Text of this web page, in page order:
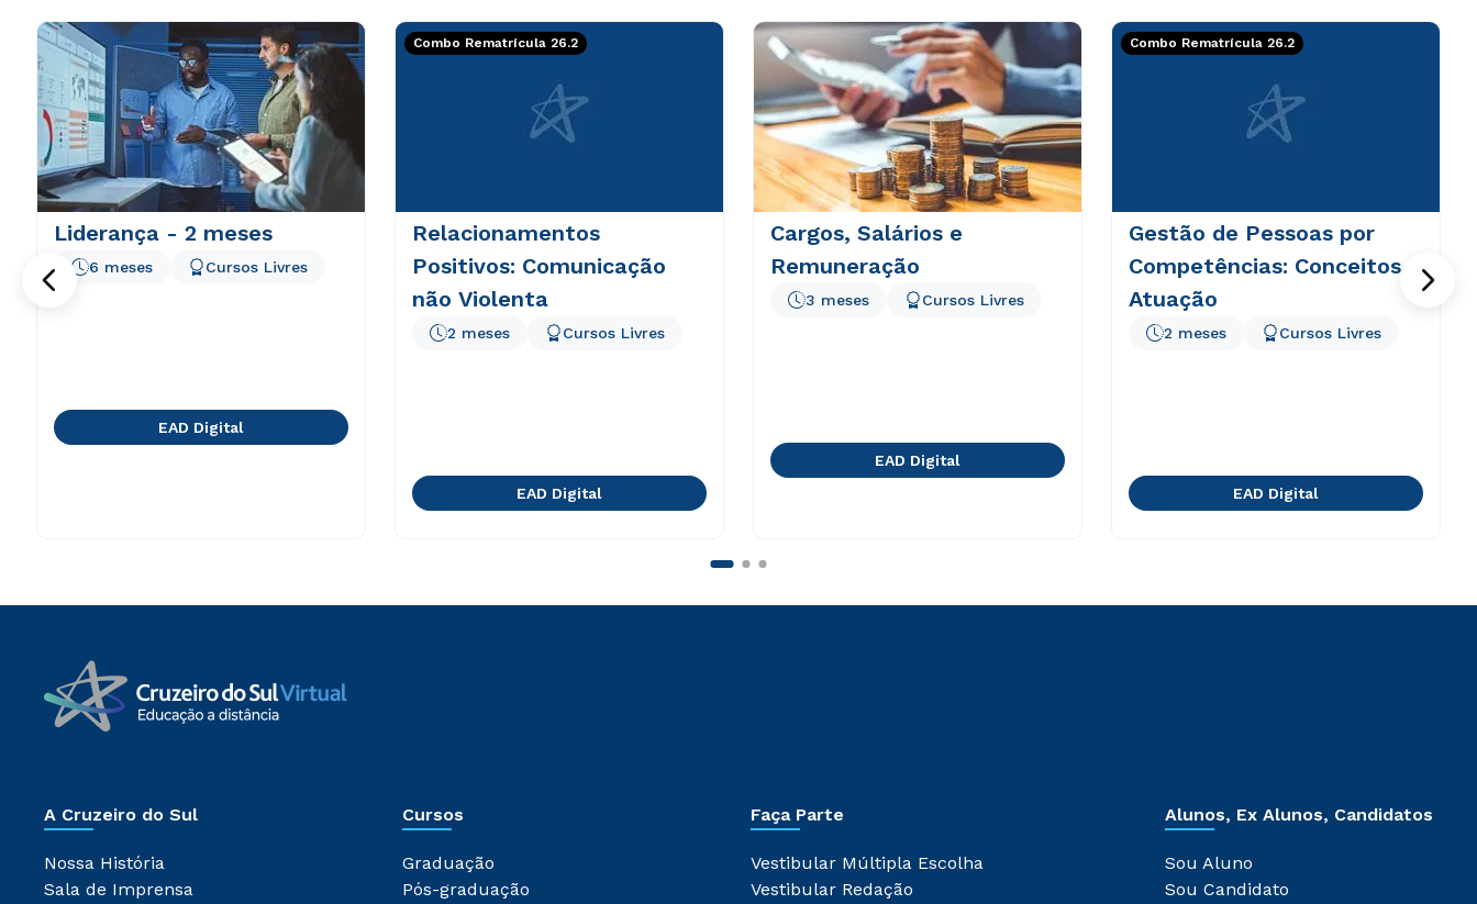
Liderança - 2 meses
6 meses Cursos Livres
EAD Digital
Combo Rematrícula 26.2
Relacionamentos
Positivos: Comunicação
não Violenta
2 meses Cursos Livres
EAD Digital
Cargos, Salários e
Remuneração
3 meses Cursos Livres
EAD Digital
Combo Rematrícula 26.2
Gestão de Pessoas por
Competências: Conceitos e
Atuação
2 meses Cursos Livres
EAD Digital
A Cruzeiro do Sul
Nossa História
Sala de Imprensa
Cursos
Graduação
Pós-graduação
Faça Parte
Vestibular Múltipla Escolha
Vestibular Redação
Alunos, Ex Alunos, Candidatos
Sou Aluno
Sou Candidato
Estou de acordo com aPolítica de Privacidade.e
autorizo que meus dados sejam utilizados para o
envio de conteúdos da Cruzeiro do Sul.
Estou de acordo com aPolítica de Privacidade.e
autorizo que meus dados sejam utilizados para o
envio de conteúdos da Cruzeiro do Sul.